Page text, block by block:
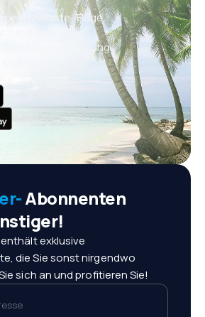
Angebote: Flüge,
Buchungsverwaltung
Abonnenten
exklusive
die Sie sonst nirgendwo
sich an und profitieren Sie!